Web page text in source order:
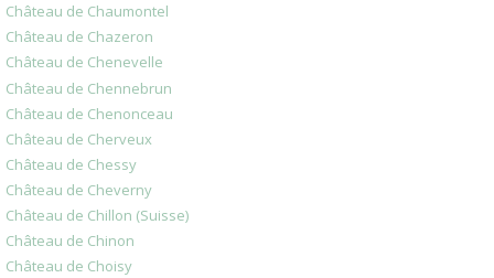
Château de Chaumontel
Château de Chazeron
Château de Chenevelle
Château de Chennebrun
Château de Chenonceau
Château de Cherveux
Château de Chessy
Château de Cheverny
Château de Chillon (Suisse)
Château de Chinon
Château de Choisy